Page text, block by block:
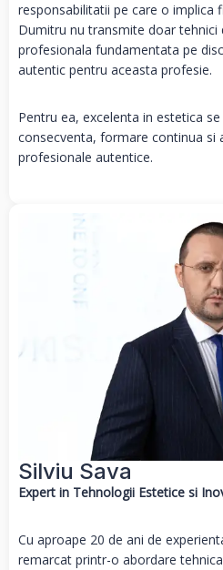
responsabilitatii pe care o implica
Dumitru nu transmite doar tehnici
profesionala fundamentata pe
autentic pentru aceasta profesie.
Pentru ea, excelenta in estetica
consecventa, formare continua si
profesionale autentice.
Silviu Sava
Expert in Tehnologii Estetice si
Cu aproape 20 de ani de
remarcat printr-o abordare